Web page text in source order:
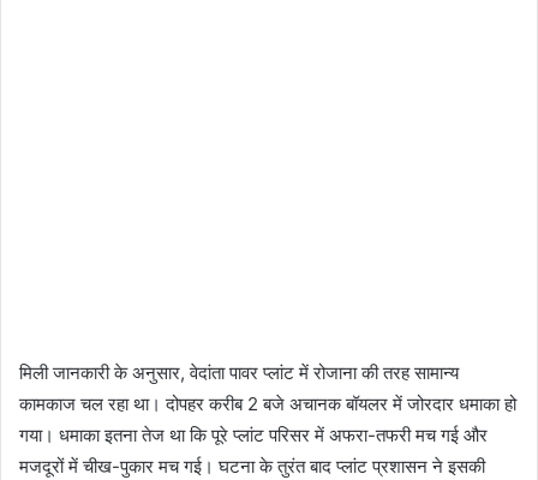
मिली जानकारी के अनुसार, वेदांता पावर प्लांट में रोजाना की तरह सामान्य
कामकाज चल रहा था। दोपहर करीब 2 बजे अचानक बॉयलर में जोरदार धमाका हो
गया। धमाका इतना तेज था कि पूरे प्लांट परिसर में अफरा-तफरी मच गई और
मजदूरों में चीख-पुकार मच गई। घटना के तुरंत बाद प्लांट प्रशासन ने इसकी